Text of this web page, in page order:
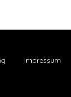
Impressum